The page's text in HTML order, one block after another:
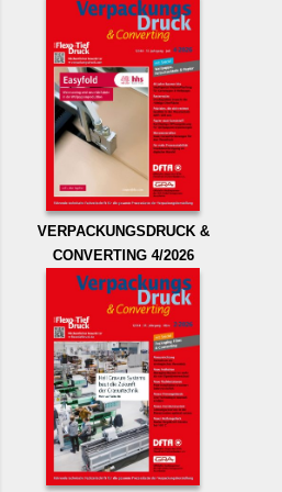
VERPACKUNGSDRUCK &
CONVERTING 4/2026